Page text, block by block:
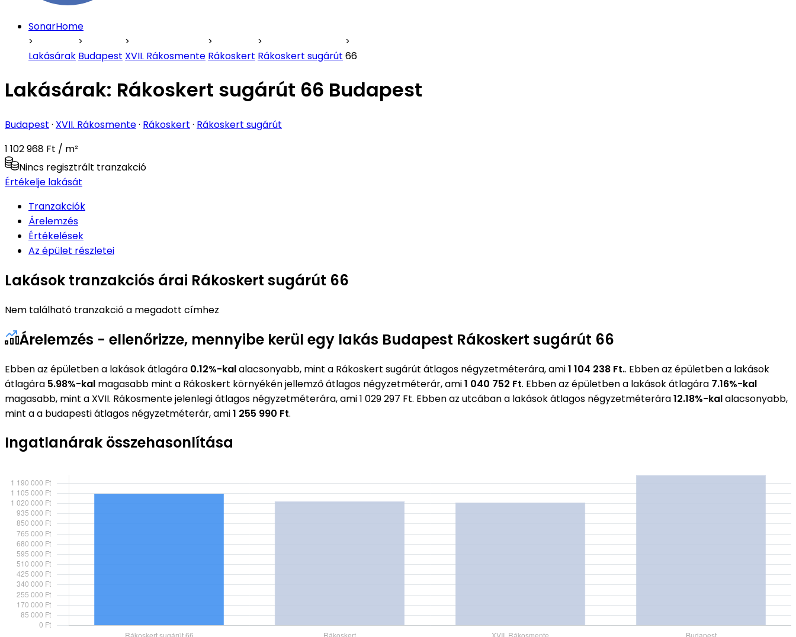
SonarHome
Lakásárak Budapest XVII. Rákosmente Rákoskert Rákoskert sugárút 66
Lakásárak: Rákoskert sugárút 66 Budapest
Budapest · XVII. Rákosmente· Rákoskert · Rákoskert sugárút
1 102 968 Ft / m²
Nincs regisztrált tranzakció
Értékelje lakását
Tranzakciók
Árelemzés
Értékelések
Az épület részletei
Lakások tranzakciós árai Rákoskert sugárút 66
Nem található tranzakció a megadott címhez
Árelemzés - ellenőrizze, mennyibe kerül egy lakás Budapest Rákoskert sugárút 66
Ebben az épületben a lakások átlagára 0.12%-kalalacsonyabb, mint a Rákoskert sugárút átlagos négyzetméterára, ami1 104 238 Ft.. Ebben az épületben a lakások
átlagára 5.98%-kal magasabb mint a Rákoskert környékén jellemző átlagos négyzetméterár, ami1 040 752 Ft. Ebben az épületben a lakások átlagára 7.16%-kal
magasabb, mint a XVII. Rákosmente jelenlegi átlagos négyzetméterára, ami 1 029 297 Ft. Ebben az utcában a lakások átlagos négyzetméterára12.18%-kalalacsonyabb,
mint a a budapesti átlagos négyzetméterár, ami1 255 990 Ft.
Ingatlanárak összehasonlítása